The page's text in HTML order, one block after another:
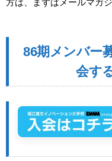
86期メンバー
会す